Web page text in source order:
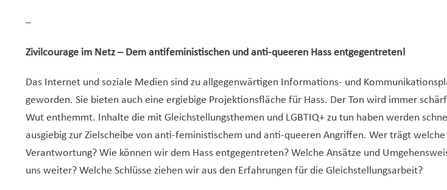
–
Zivilcourage im Netz – Dem antifeministischen und anti-queeren Hass entgegentreten!
Das Internet und soziale Medien sind zu allgegenwärtigen Informations- und
geworden. Sie bieten auch eine ergiebige Projektionsfläche für Hass. Der Ton wird immer
Wut enthemmt. Inhalte die mit Gleichstellungsthemen und LGBTIQ+ zu tun haben werden
ausgiebig zur Zielscheibe von anti-feministischem und anti-queeren Angriffen. Wer trägt welche
Verantwortung? Wie können wir dem Hass entgegentreten? Welche Ansätze und
uns weiter? Welche Schlüsse ziehen wir aus den Erfahrungen für die Gleichstellungsarbeit?